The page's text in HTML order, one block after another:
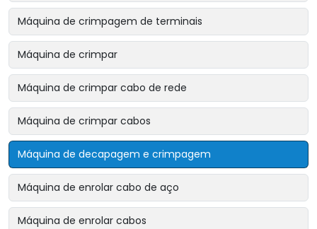
Máquina de crimpagem de terminais
Máquina de crimpar
Máquina de crimpar cabo de rede
Máquina de crimpar cabos
Máquina de decapagem e crimpagem
Máquina de enrolar cabo de aço
Máquina de enrolar cabos